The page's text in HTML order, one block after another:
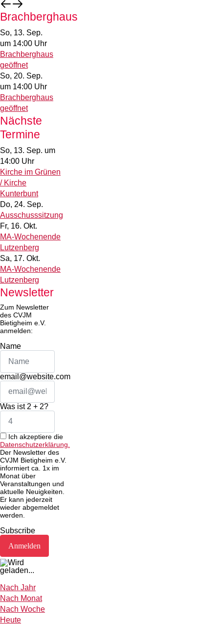
Brachberghaus
So, 13. Sep.
um 14:00 Uhr
Brachberghaus
geöffnet
So, 20. Sep.
um 14:00 Uhr
Brachberghaus
geöffnet
Nächste
Termine
So, 13. Sep. um
14:00 Uhr
Kirche im Grünen
/ Kirche
Kunterbunt
Do, 24. Sep.
Ausschusssitzung
Fr, 16. Okt.
MA-Wochenende
Lutzenberg
Sa, 17. Okt.
MA-Wochenende
Lutzenberg
Newsletter
Zum Newsletter
des CVJM
Bietigheim e.V.
anmelden:
Name
email@website.com
Was ist 2 + 2?
Ich akzeptiere die
Datenschutzerklärung.
Der Newsletter des
CVJM Bietigheim e.V.
informiert ca. 1x im
Monat über
Veranstaltungen und
aktuelle Neuigkeiten.
Er kann jederzeit
wieder abgemeldet
werden.
Subscribe
Nach Jahr
Nach Monat
Nach Woche
Heute